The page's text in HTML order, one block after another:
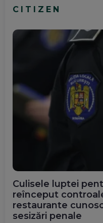
CITIZEN
Culisele luptei
reînceput
restaurante
sesizări penale